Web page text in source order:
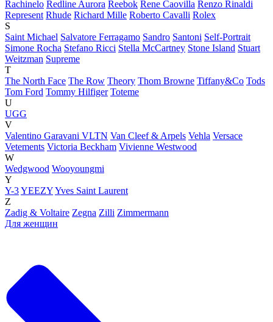
Rachinelo Redline Aurora Reebok Rene Caovilla Renzo Rinaldi
Represent Rhude Richard Mille Roberto Cavalli Rolex
S
Saint Michael Salvatore Ferragamo Sandro Santoni Self-Portrait
Simone Rocha Stefano Ricci Stella McCartney Stone Island Stuart
Weitzman Supreme
T
The North Face The Row Theory Thom Browne Tiffany&Co Tods
Tom Ford Tommy Hilfiger Toteme
U
UGG
V
Valentino Garavani VLTN Van Cleef & Arpels Vehla Versace
Vetements Victoria Beckham Vivienne Westwood
W
Wedgwood Wooyoungmi
Y
Y-3YEEZYYves Saint Laurent
Z
Zadig & Voltaire Zegna Zilli Zimmermann
Для женщин